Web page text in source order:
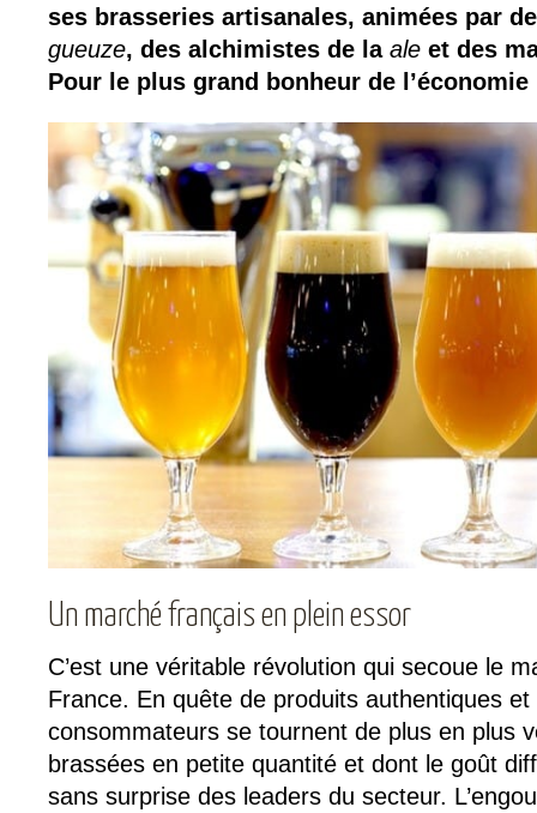
ses brasseries artisanales, animées par
gueuze, des alchimistes de la ale et des
Pour le plus grand bonheur de l’économie
Un marché français en plein essor
C’est une véritable révolution qui secoue le
France. En quête de produits authentiques
consommateurs se tournent de plus en plus
brassées en petite quantité et dont le goût
sans surprise des leaders du secteur.